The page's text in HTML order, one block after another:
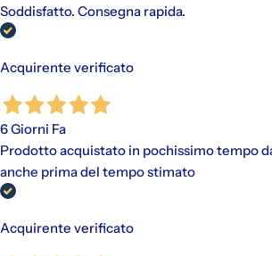
Soddisfatto. Consegna rapida.
Acquirente verificato
6 Giorni Fa
Prodotto acquistato in pochissimo tempo
anche prima del tempo stimato
Acquirente verificato